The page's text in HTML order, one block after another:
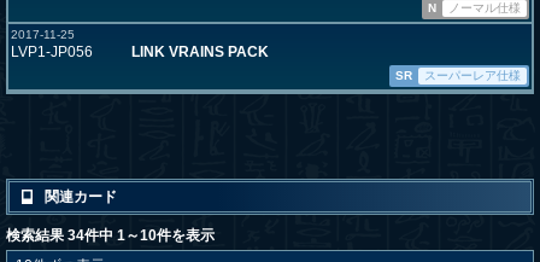
N
ノーマル仕様
2017-11-25
LVP1-JP056 LINK VRAINS PACK
SR スーパーレア仕様
関連カード
検索結果 34件中 1～10件を表示